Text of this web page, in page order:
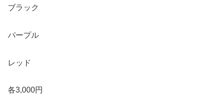
ブラック
パープル
レッド
各3,000円